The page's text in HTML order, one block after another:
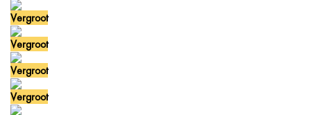
Vergroot
Vergroot
Vergroot
Vergroot